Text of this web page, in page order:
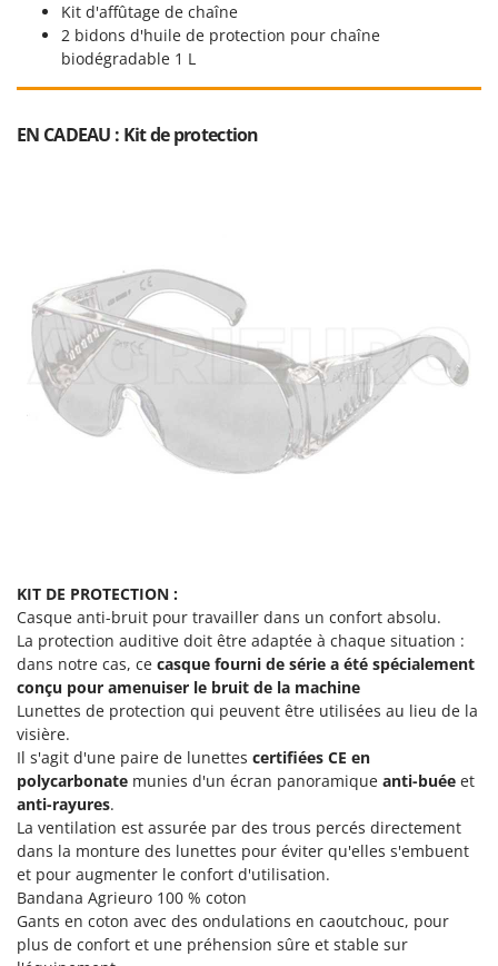
Ribimex
Ripartrak
Robomow
Ryobi
S.T.P.
Santos
Sbaraglia
Schnitzer
Sirman
Skil
Smartwood
Smeg
Snapper
Solidur
Spice Electronics
Spiralmac
Spring Protezione
Spyro
Stanley
Kit d'affûtage de chaîne
2 bidons d'huile de protection pour chaîne
biodégradable 1 L
EN CADEAU : Kit de protection
KIT DE PROTECTION :
Casque anti-bruit pour travailler dans un confort absolu.
La protection auditive doit être adaptée à chaque situation :
dans notre cas, ce casque fourni de série a été spécialement
conçu pour amenuiser le bruit de la machine
Lunettes de protection qui peuvent être utilisées au lieu de la
visière.
Il s'agit d'une paire de lunettes certifiées CE en
polycarbonate munies d'un écran panoramique anti-buée et
anti-rayures.
La ventilation est assurée par des trous percés directement
dans la monture des lunettes pour éviter qu'elles s'embuent
et pour augmenter le confort d'utilisation.
Bandana Agrieuro 100 % coton
Gants en coton avec des ondulations en caoutchouc, pour
plus de confort et une préhension sûre et stable sur